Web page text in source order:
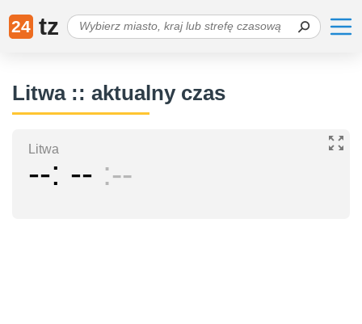
24 tz
Litwa :: aktualny czas
Litwa
-- -- --